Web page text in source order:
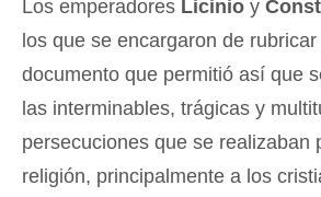
Los emperadores Licinio y
los que se encargaron de rubricar
documento que permitió así que
las interminables, trágicas y
persecuciones que se realizaban
religión, principalmente a los